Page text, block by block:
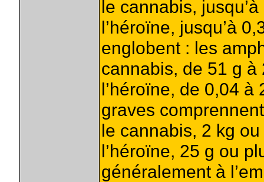
le cannabis,
l’héroïne, jusqu’à
englobent : les
cannabis, de 51 g
l’héroïne, de 0,04
graves
le cannabis, 2 kg
l’héroïne, 25 g ou
généralement à